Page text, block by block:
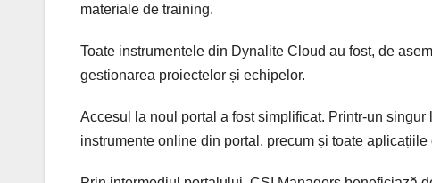
materiale de training.
Toate instrumentele din Dynalite Cloud au fost, de
gestionarea proiectelor și echipelor.
Accesul la noul portal a fost simplificat. Printr-un
instrumente online din portal, precum și toate aplicațiile